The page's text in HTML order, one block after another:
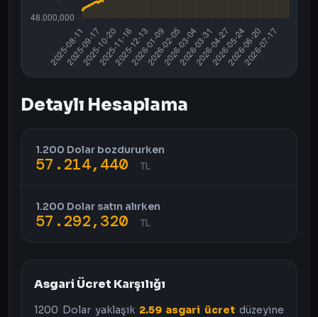
Detaylı Hesaplama
1.200 Dolar bozdururken
57.214,440 TL
1.200 Dolar satın alırken
57.292,320 TL
Asgari Ücret Karşılığı
1200 Dolar yaklaşık 2.59 asgari ücret düzeyine